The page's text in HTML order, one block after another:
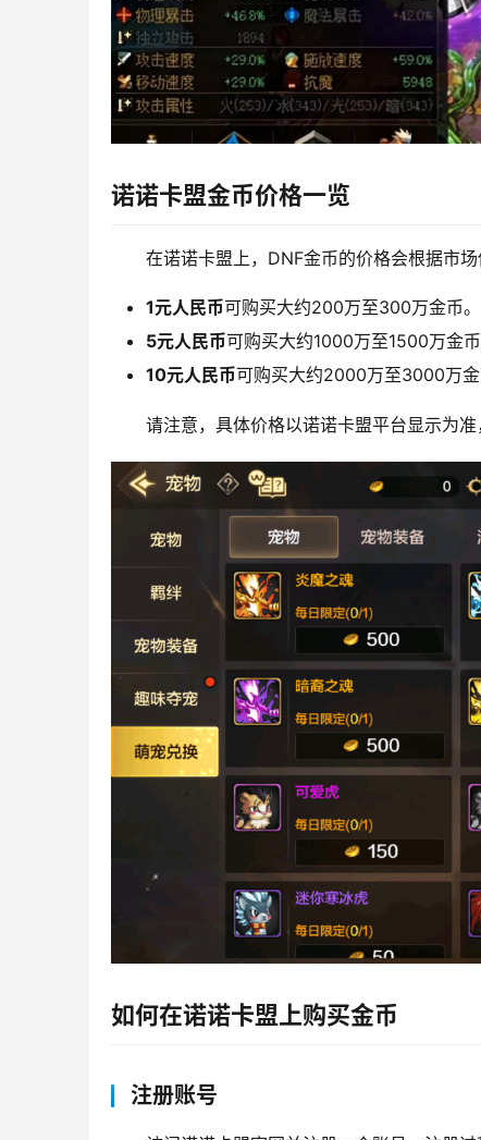
诺诺卡盟金币价格一览
在诺诺卡盟上，DNF金币的价格会根据市
1元人民币可购买大约200万至300万金币。
5元人民币可购买大约1000万至1500万金币
10元人民币可购买大约2000万至3000万金
请注意，具体价格以诺诺卡盟平台显示为准
如何在诺诺卡盟上购买金币
注册账号